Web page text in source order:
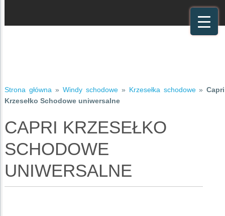
Strona główna »Windy schodowe» Krzesełka schodowe»Capri
Krzesełko Schodowe uniwersalne
CAPRI KRZESEŁKO
SCHODOWE
UNIWERSALNE